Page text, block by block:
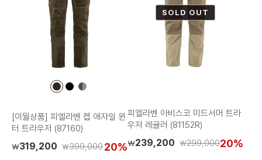
컬
컬
컬
[이월상품] 피엘라벤 켑 애자일 윈
터 트라우저 (87160)
₩319,200 ₩399,00020%
SOLD OUT
피엘라벤 아비스코 미드서머 트라
우저 레귤러 (81152R)
₩239,200 ₩299,00020%